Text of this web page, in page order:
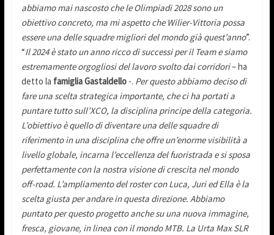
abbiamo mai nascosto che le Olimpiadi 2028 sono un
obiettivo concreto, ma mi aspetto che Wilier-Vittoria possa
essere una delle squadre migliori del mondo già quest’anno”.
“Il 2024 è stato un anno ricco di successi per il Team e siamo
estremamente orgogliosi del lavoro svolto dai corridori– ha
detto la famiglia Gastaldello-. Per questo abbiamo deciso di
fare una scelta strategica importante, che ci ha portati a
puntare tutto sull’XCO, la disciplina principe della categoria.
L’obiettivo è quello di diventare una delle squadre di
riferimento in una disciplina che offre un’enorme visibilità a
livello globale, incarna l’eccellenza del fuoristrada e si sposa
perfettamente con la nostra visione di crescita nel mondo
off-road. L’ampliamento del roster con Luca, Juri ed Ella è la
scelta giusta per andare in questa direzione. Abbiamo
puntato per questo progetto anche su una nuova immagine,
fresca, giovane, in linea con il mondo MTB. La Urta Max SLR